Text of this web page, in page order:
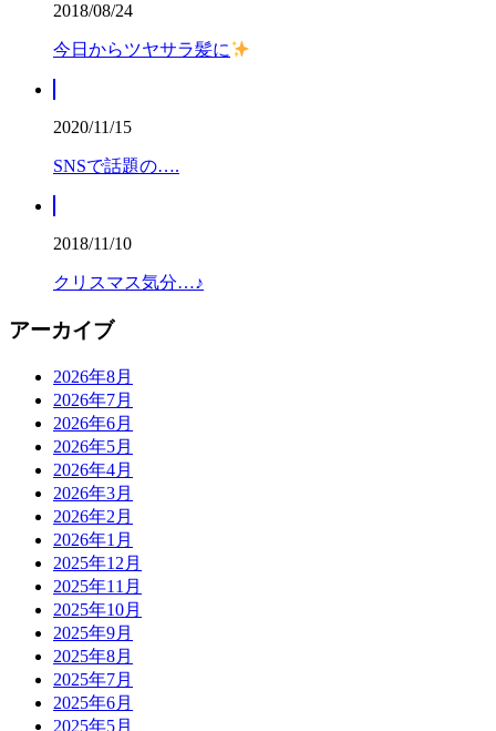
2018/08/24
今日からツヤサラ髪に
2020/11/15
SNSで話題の….
2018/11/10
クリスマス気分…♪
アーカイブ
2026年8月
2026年7月
2026年6月
2026年5月
2026年4月
2026年3月
2026年2月
2026年1月
2025年12月
2025年11月
2025年10月
2025年9月
2025年8月
2025年7月
2025年6月
2025年5月